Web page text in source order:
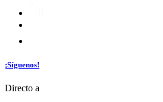
¡Síguenos!
Directo a